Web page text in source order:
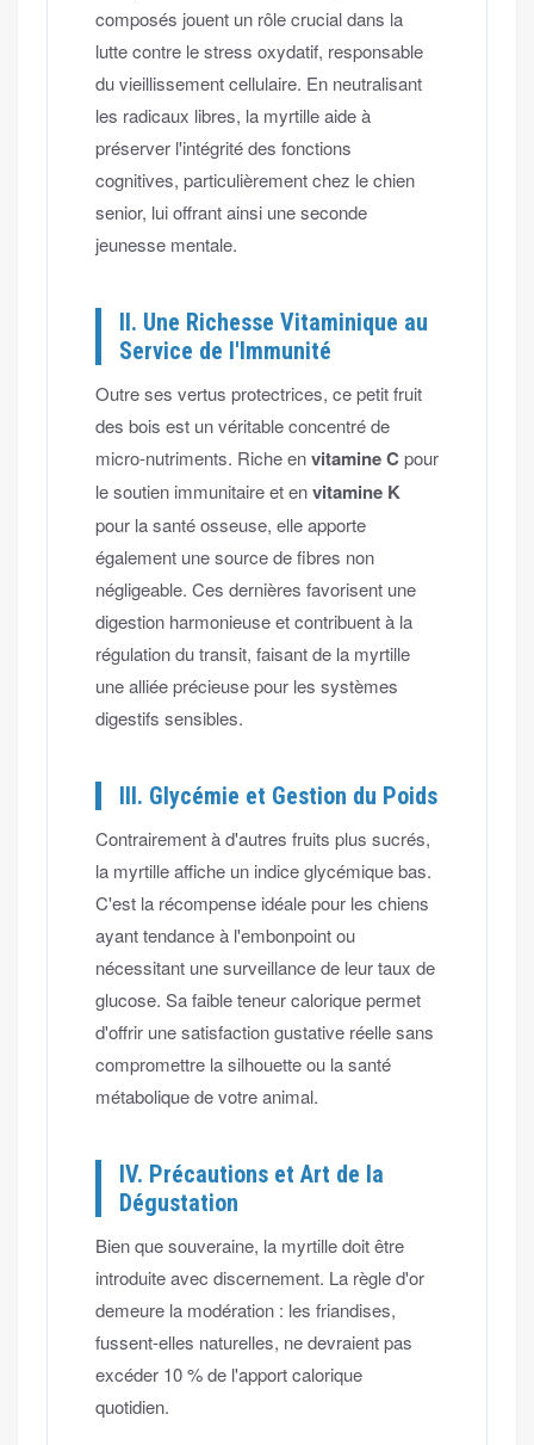
composés jouent un rôle crucial dans la
lutte contre le stress oxydatif, responsable
du vieillissement cellulaire. En neutralisant
les radicaux libres, la myrtille aide à
préserver l'intégrité des fonctions
cognitives, particulièrement chez le chien
senior, lui offrant ainsi une seconde
jeunesse mentale.
II. Une Richesse Vitaminique au
Service de l'Immunité
Outre ses vertus protectrices, ce petit fruit
des bois est un véritable concentré de
micro-nutriments. Riche envitamine C pour
le soutien immunitaire et envitamine K
pour la santé osseuse, elle apporte
également une source de fibres non
négligeable. Ces dernières favorisent une
digestion harmonieuse et contribuent à la
régulation du transit, faisant de la myrtille
une alliée précieuse pour les systèmes
digestifs sensibles.
III. Glycémie et Gestion du Poids
Contrairement à d'autres fruits plus sucrés,
la myrtille affiche un indice glycémique bas.
C'est la récompense idéale pour les chiens
ayant tendance à l'embonpoint ou
nécessitant une surveillance de leur taux de
glucose. Sa faible teneur calorique permet
d'offrir une satisfaction gustative réelle sans
compromettre la silhouette ou la santé
métabolique de votre animal.
IV. Précautions et Art de la
Dégustation
Bien que souveraine, la myrtille doit être
introduite avec discernement. La règle d'or
demeure la modération : les friandises,
fussent-elles naturelles, ne devraient pas
excéder 10 % de l'apport calorique
quotidien.